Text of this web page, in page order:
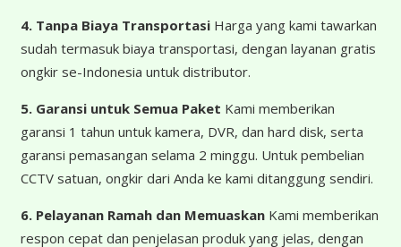
4. Tanpa Biaya TransportasiHarga yang kami tawarkan
sudah termasuk biaya transportasi, dengan layanan gratis
ongkir se-Indonesia untuk distributor.
5. Garansi untuk Semua Paket Kami memberikan
garansi 1 tahun untuk kamera, DVR, dan hard disk, serta
garansi pemasangan selama 2 minggu. Untuk pembelian
CCTV satuan, ongkir dari Anda ke kami ditanggung sendiri.
6. Pelayanan Ramah dan MemuaskanKami memberikan
respon cepat dan penjelasan produk yang jelas, dengan